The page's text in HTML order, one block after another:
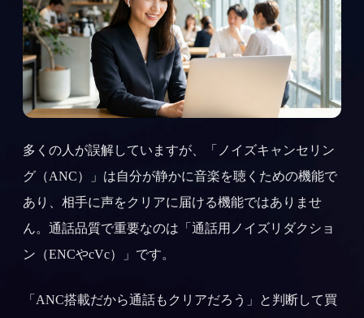
多くの人が誤解していますが、「ノイズキャンセリン
グ（ANC）」は自分が静かに音楽を聴くための機能で
あり、相手に声をクリアに届ける機能ではありませ
ん。通話品質で重要なのは「通話用ノイズリダクショ
ン（ENCやcVc）」です。
「ANC搭載だから通話もクリアだろう」と判断して買